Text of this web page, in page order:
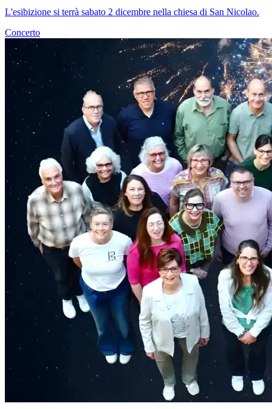
L'esibizione si terrà sabato 2 dicembre nella chiesa di San Nicolao.
Concerto